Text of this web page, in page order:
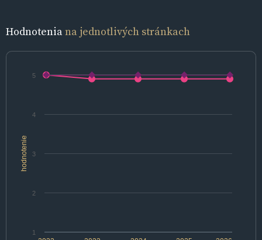
Hodnoteniana jednotlivých stránkach
hodnotenie
1
2
3
4
5